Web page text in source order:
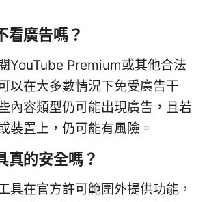
看廣告嗎？
YouTube Premium或其他合法
以在大多數情況下免受廣告干
內容類型仍可能出現廣告，且若
裝置上，仍可能有風險。
真的安全嗎？
具在官方許可範圍外提供功能，